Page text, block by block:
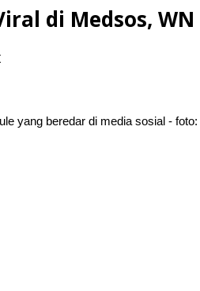
di Medsos,
yang beredar di media sosial -